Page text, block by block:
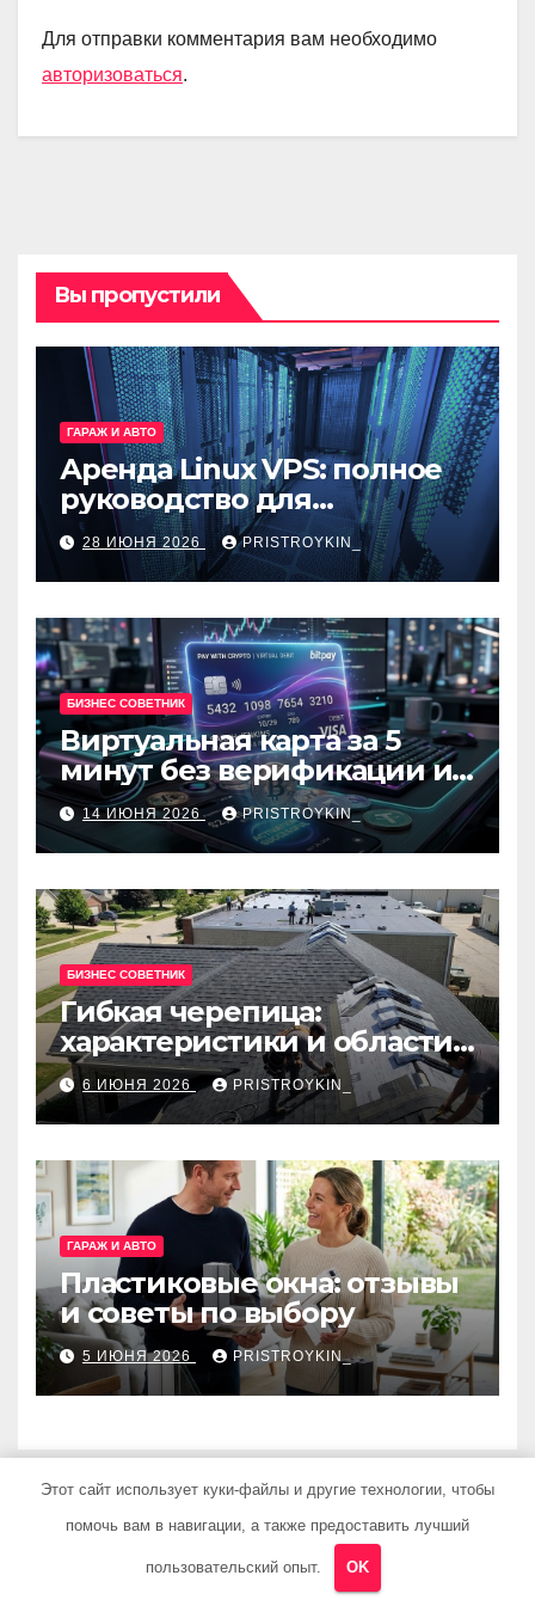
Для отправки комментария вам необходимо
авторизоваться.
Вы пропустили
ГАРАЖ И АВТО
Аренда Linux VPS: полное
руководство для
разработчиков и
администраторов
28 ИЮНЯ 2026 PRISTROYKIN_
БИЗНЕС СОВЕТНИК
Виртуальная карта за 5
минут без верификации и
банков с пополнением в
USDT
14 ИЮНЯ 2026 PRISTROYKIN_
БИЗНЕС СОВЕТНИК
Гибкая черепица:
характеристики и области
применения
6 ИЮНЯ 2026 PRISTROYKIN_
ГАРАЖ И АВТО
Пластиковые окна: отзывы
и советы по выбору
5 ИЮНЯ 2026 PRISTROYKIN_
Этот сайт использует куки-файлы и другие технологии, чтобы
помочь вам в навигации, а также предоставить лучший
пользовательский опыт. OK